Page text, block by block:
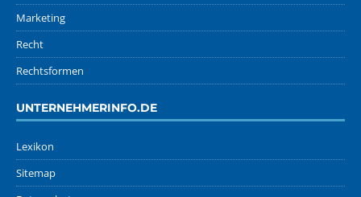
Marketing
Recht
Rechtsformen
UNTERNEHMERINFO.DE
Lexikon
Sitemap